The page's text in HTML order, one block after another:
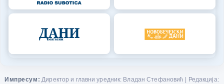
Импресум: Директор и главни уредник: Владан Стефановић | Редакција: